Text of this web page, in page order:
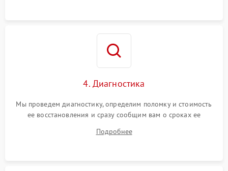
4. Диагностика
Мы проведем диагностику, определим поломку и стоимость
ее восстановления и сразу сообщим вам о сроках ее
Подробнее